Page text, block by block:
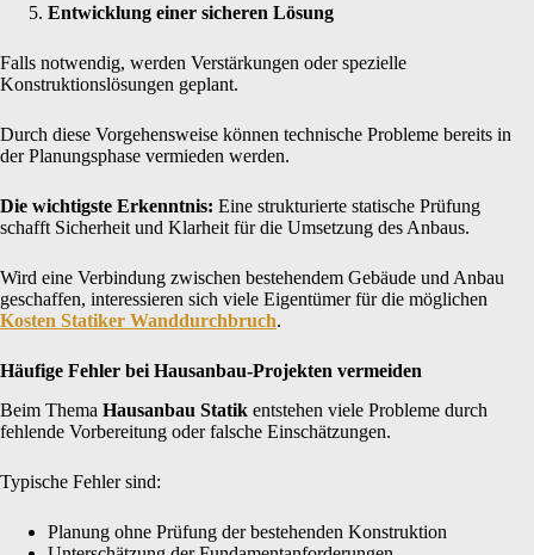
Entwicklung einer sicheren Lösung
Falls notwendig, werden Verstärkungen oder spezielle
Konstruktionslösungen geplant.
Durch diese Vorgehensweise können technische Probleme bereits in
der Planungsphase vermieden werden.
Die wichtigste Erkenntnis: Eine strukturierte statische Prüfung
schafft Sicherheit und Klarheit für die Umsetzung des Anbaus.
Wird eine Verbindung zwischen bestehendem Gebäude und Anbau
geschaffen, interessieren sich viele Eigentümer für die möglichen
Kosten Statiker Wanddurchbruch.
Häufige Fehler bei Hausanbau-Projekten vermeiden
Beim Thema Hausanbau Statik entstehen viele Probleme durch
fehlende Vorbereitung oder falsche Einschätzungen.
Typische Fehler sind:
Planung ohne Prüfung der bestehenden Konstruktion